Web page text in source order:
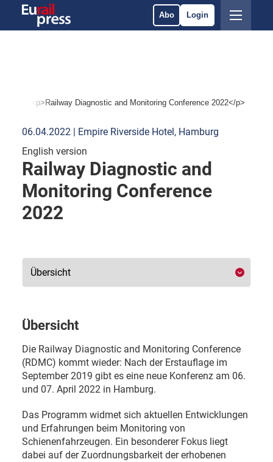
Abo Login
<p>Railway Diagnostic and Monitoring Conference 2022</p>
06.04.2022 | Empire Riverside Hotel, Hamburg
English version
Railway Diagnostic and
Monitoring Conference
2022
Übersicht
Die Railway Diagnostic and Monitoring Conference
(RDMC) kommt wieder: Nach der Erstauflage im
September 2019 gibt es eine neue Konferenz am 06.
und 07. April 2022 in Hamburg.
Das Programm widmet sich aktuellen Entwicklungen
und Erfahrungen beim Monitoring von
Schienenfahrzeugen. Ein besonderer Fokus liegt
dabei auf der Zuordnungsbarkeit der erhobenen